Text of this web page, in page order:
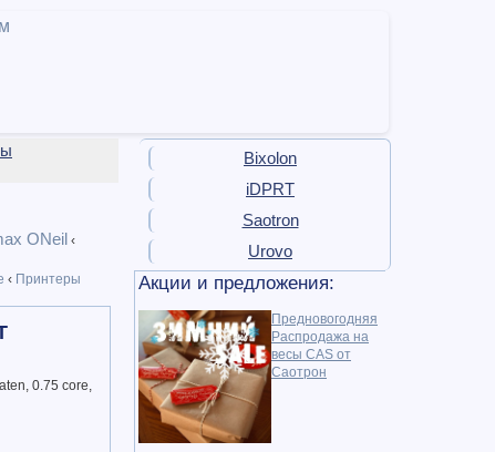
Bixolon
iDPRT
Saotron
Urovo
Акции и предложения:
Предновогодняя
Распродажа на
весы CAS от
Саотрон
ONeil ‹
‹ Принтеры
0.75 core,